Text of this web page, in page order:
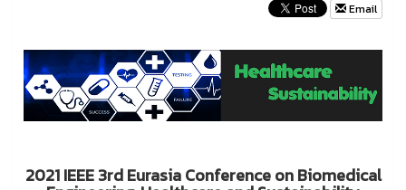
Email
2021 IEEE 3rd Eurasia Conference on Biomedical